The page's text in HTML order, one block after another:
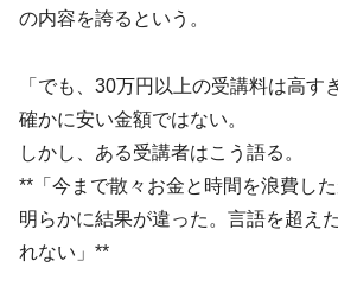
の内容を誇るという。
「でも、30万円以上の受講料は高す
確かに安い金額ではない。
しかし、ある受講者はこう語る。
**「今まで散々お金と時間を浪費し
明らかに結果が違った。言語を超え
れない」**